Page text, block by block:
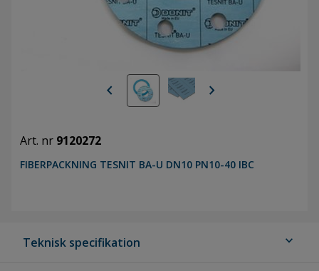
chevron_left chevron_right
Art. nr 9120272
FIBERPACKNING TESNIT BA-U DN10 PN10-40 IBC
Teknisk specifikation expand_more